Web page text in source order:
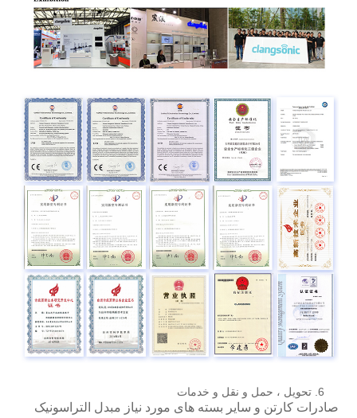
6. تحویل ، حمل و نقل و خدمات
صادرات کارتن و سایر بسته های مورد نیاز مبدل التراسونیک